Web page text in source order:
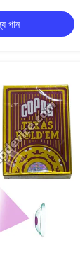
পান